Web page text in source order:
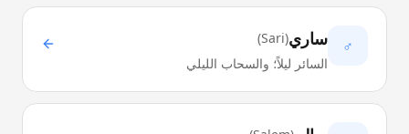
♂ ساري(
Sari
)
السائر ليلاً؛ والسحاب الليلي